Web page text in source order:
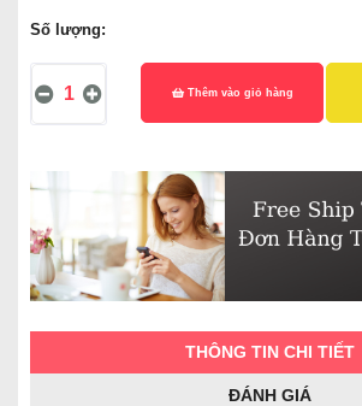
Số lượng:
Thêm vào giỏ hàng
THÔNG TIN CHI TIẾT
ĐÁNH GIÁ